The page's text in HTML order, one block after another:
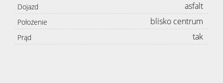
Dojazd asfalt
Położenie blisko centrum
Prąd tak